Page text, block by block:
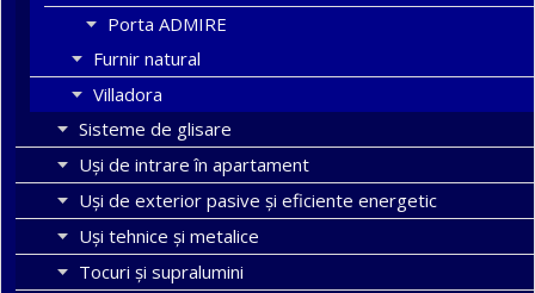
Porta ADMIRE
Furnir natural
Villadora
Sisteme de glisare
Uși de intrare în apartament
Uşi de exterior pasive şi eficiente energetic
Uși tehnice și metalice
Tocuri şi supralumini